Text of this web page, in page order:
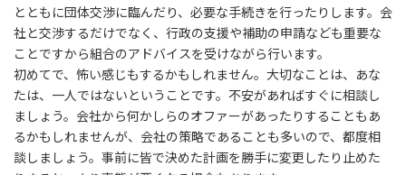
とともに団体交渉に臨んだり、必要な手続きを行ったりします。会
社と交渉するだけでなく、行政の支援や補助の申請なども重要な
ことですから組合のアドバイスを受けながら行います。
初めてで、怖い感じもするかもしれません。大切なことは、あな
たは、一人ではないということです。不安があればすぐに相談し
ましょう。会社から何かしらのオファーがあったりすることもあ
るかもしれませんが、会社の策略であることも多いので、都度相
談しましょう。事前に皆で決めた計画を勝手に変更したり止めた